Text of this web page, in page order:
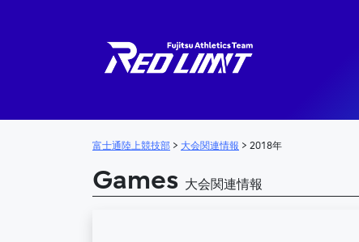
メインナビゲーション
富士通陸上競技部 > 大会関連情報 > 2018年
Games 大会関連情報